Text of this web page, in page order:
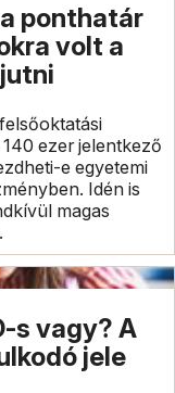
ponthatár
volt a
ezer jelentkező
e egyetemi
Idén is
magas
s vagy? A
jele